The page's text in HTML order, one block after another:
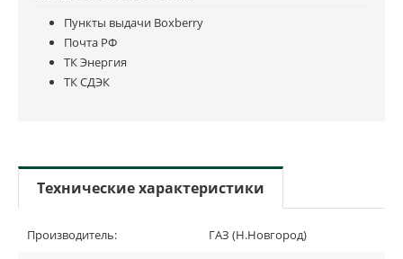
Пункты выдачи Boxberry
Почта РФ
ТК Энергия
ТК СДЭК
Технические характеристики
Производитель: ГАЗ (Н.Новгород)